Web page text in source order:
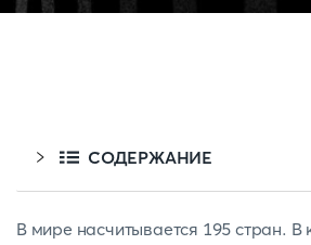
СОДЕРЖАНИЕ
В мире насчитывается 195 стран. В